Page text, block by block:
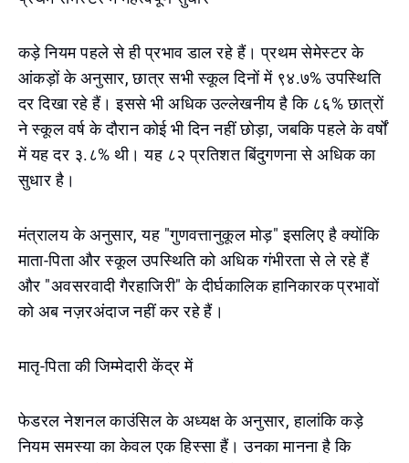
कड़े नियम पहले से ही प्रभाव डाल रहे हैं। प्रथम सेमेस्टर के
आंकड़ों के अनुसार, छात्र सभी स्कूल दिनों में ९४.७% उपस्थिति
दर दिखा रहे हैं। इससे भी अधिक उल्लेखनीय है कि ८६% छात्रों
ने स्कूल वर्ष के दौरान कोई भी दिन नहीं छोड़ा, जबकि पहले के वर्षों
में यह दर ३.८% थी। यह ८२ प्रतिशत बिंदुगणना से अधिक का
सुधार है।
मंत्रालय के अनुसार, यह "गुणवत्तानुकूल मोड़" इसलिए है क्योंकि
माता-पिता और स्कूल उपस्थिति को अधिक गंभीरता से ले रहे हैं
और "अवसरवादी गैरहाजिरी" के दीर्घकालिक हानिकारक प्रभावों
को अब नज़रअंदाज नहीं कर रहे हैं।
मातृ-पिता की जिम्मेदारी केंद्र में
फेडरल नेशनल काउंसिल के अध्यक्ष के अनुसार, हालांकि कड़े
नियम समस्या का केवल एक हिस्सा हैं। उनका मानना है कि